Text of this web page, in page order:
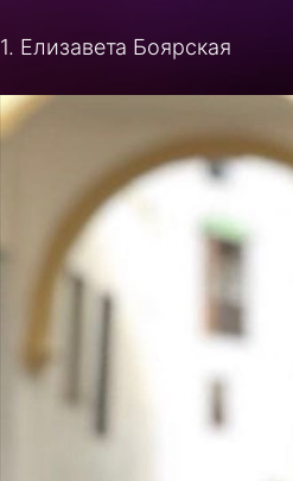
1. Елизавета Боярская